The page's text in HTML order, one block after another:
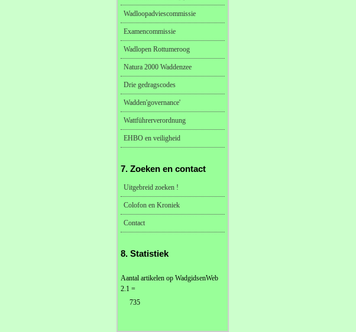
Wadloopadviescommissie
Examencommissie
Wadlopen Rottumeroog
Natura 2000 Waddenzee
Drie gedragscodes
Wadden'governance'
Wattführerverordnung
EHBO en veiligheid
7. Zoeken en contact
Uitgebreid zoeken !
Colofon en Kroniek
Contact
8. Statistiek
Aantal artikelen op WadgidsenWeb
2.1 =
735